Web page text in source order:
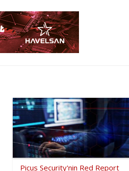
Picus Security'nin Red Report